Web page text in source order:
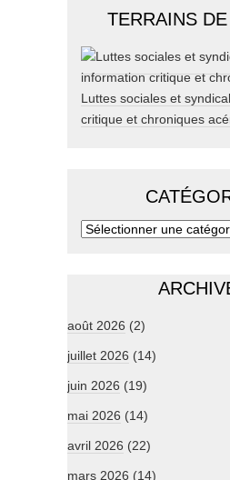
TERRAINS
Luttes sociales et
critique et chroniques
août 2026 (2)
juillet 2026 (14)
juin 2026 (19)
mai 2026 (14)
avril 2026 (22)
mars 2026 (14)